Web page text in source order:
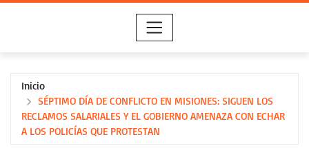
Inicio
SÉPTIMO DÍA DE CONFLICTO EN MISIONES: SIGUEN LOS
RECLAMOS SALARIALES Y EL GOBIERNO AMENAZA CON ECHAR
A LOS POLICÍAS QUE PROTESTAN